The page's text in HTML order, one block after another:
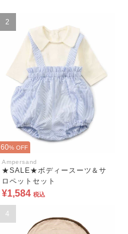
2
60% OFF
Ampersand
★SALE★ボディースーツ＆サ
ロペットセット
¥1,584 税込
4